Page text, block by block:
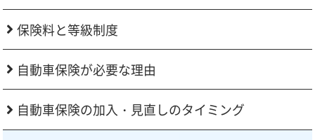
保険料と等級制度
自動車保険が必要な理由
自動車保険の加入・見直しのタイミング